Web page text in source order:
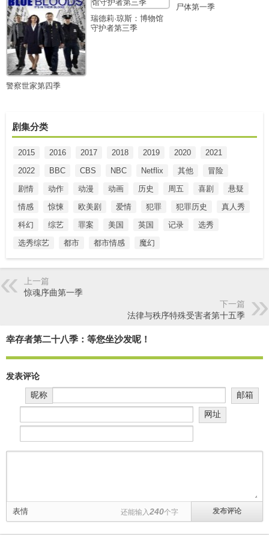
警察世家第四季
瑞德莉·琼斯：博物馆
守护者第三季
尸体第一季
剧集分类
2015 2016 2017 2018 2019 2020
2021
2022
BBC CBS NBC Netflix 其他
冒险
剧情
动作 动漫 动画 历史 周五 喜剧
悬疑
情感
惊悚 欧美剧 爱情 犯罪 犯罪历史
真人秀
科幻
综艺 罪案 美国 英国 记录
选秀
选秀综艺
都市 都市情感 魔幻
上一篇
惊魂序曲第一季
下一篇
法律与秩序特殊受害者第十五季
幸存者第二十八季：等您坐沙发呢！
发表评论
昵称
邮箱
网址
表情 还能输入 240个字